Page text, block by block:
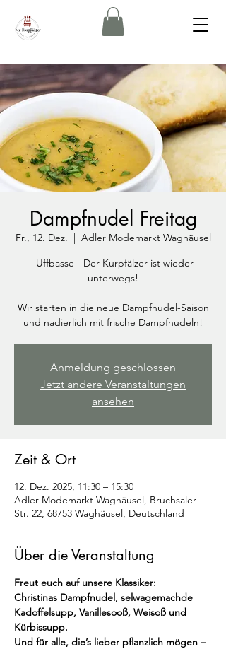
Dampfnudel Freitag
Fr., 12. Dez.
  |
Adler Modemarkt Waghäusel
-Uffbasse - Der Kurpfälzer ist wieder
unterwegs!
Wir starten in die neue Dampfnudel-Saison
und nadierlich mit frische Dampfnudeln!
Anmeldung geschlossen
Jetzt andere Veranstaltungen
ansehen
Zeit & Ort
12. Dez. 2025, 11:30 – 15:30
Adler Modemarkt Waghäusel, Bruchsaler
Str. 22, 68753 Waghäusel, Deutschland
Über die Veranstaltung
Freut euch auf unsere Klassiker:
Christinas Dampfnudel, selwagemachde
Kadoffelsupp, Vanillesooß, Weisoß und
Kürbissupp.
Und für alle, die’s lieber pflanzlich mögen –